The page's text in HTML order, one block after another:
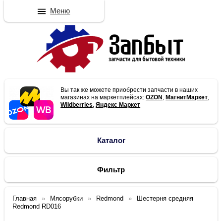
Вы так же можете приобрести запчасти в наших
магазинах на маркетплейсах:OZON , МагнитМаркет,
Wildberries,Яндекс Маркет
Каталог
Фильтр
Главная Мясорубки Redmond
Шестерня средняя
Redmond RD016
Меню